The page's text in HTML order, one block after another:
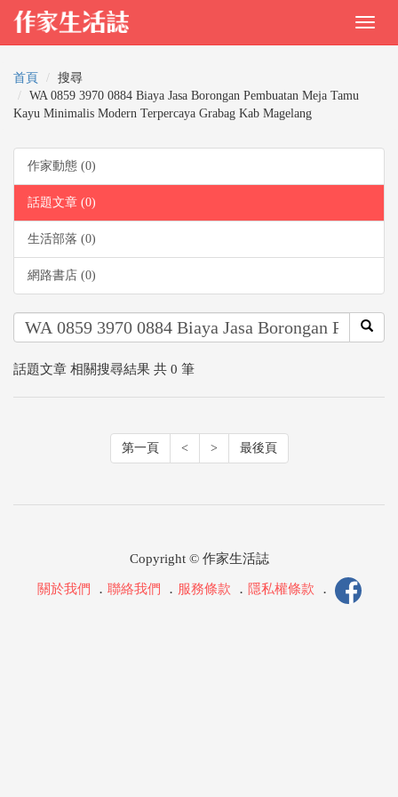
首頁
搜尋
WA 0859 3970 0884 Biaya Jasa Borongan Pembuatan Meja Tamu
Kayu Minimalis Modern Terpercaya Grabag Kab Magelang
作家動態 (0)
話題文章 (0)
生活部落 (0)
網路書店 (0)
話題文章 相關搜尋結果 共 0 筆
第一頁 < > 最後頁
Copyright © 作家生活誌
關於我們 ． 聯絡我們 ． 服務條款 ． 隱私權條款 ．